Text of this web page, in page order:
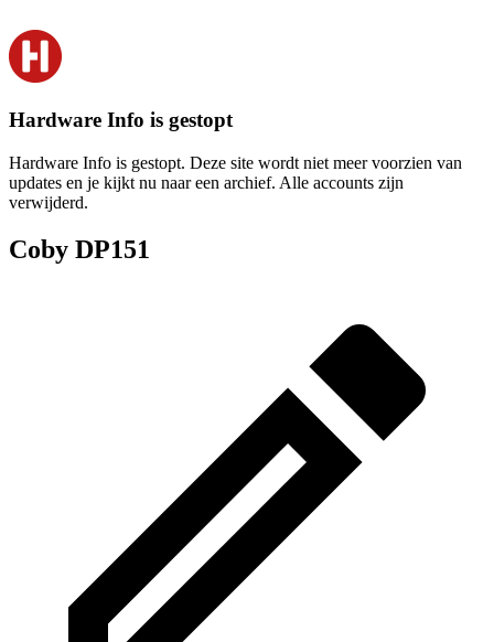
Hardware Info is gestopt
Hardware Info is gestopt. Deze site wordt niet meer voorzien van
updates en je kijkt nu naar een archief. Alle accounts zijn
verwijderd.
Coby DP151